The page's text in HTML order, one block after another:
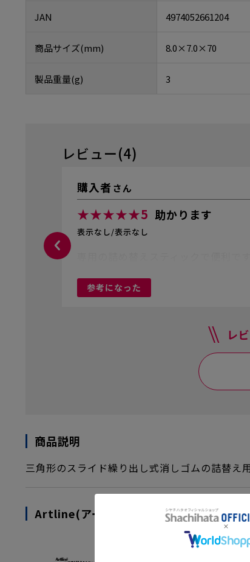
JAN 4974052661204
商品サイズ(mm) 8.0×7.0×70
製品重量(g) 3
レビュー(4)
購入者 さん
★★★★★5 助かります
表示なし/表示なし
参考になった
レ
商品説明
三角形のスライド繰り出し式消しゴムの詰替え
Artline(アートライン)のランキング